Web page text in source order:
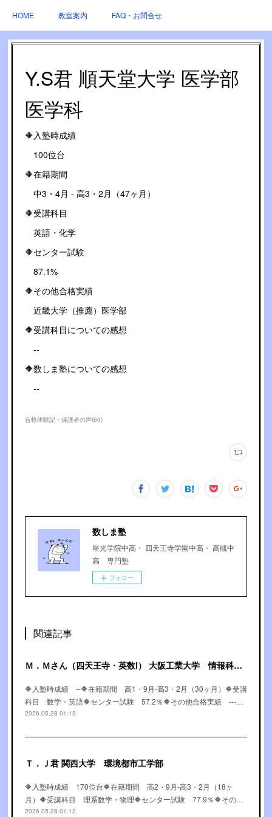
HOME 教室案内 FAQ・お問合せ
Y.S君 順天堂大学 医学部
医学科
🔶入塾時成績
100位台
🔶在籍期間
中3・4月 - 高3・2月（47ヶ月）
🔶受講科目
英語・化学
🔶センター試験
87.1%
🔶その他合格実績
近畿大学（推薦）医学部
🔶受講科目についての感想
--
🔶数しま塾についての感想
--
合格体験記・保護者の声(60)
数しま塾
星光学院中高・ 四天王寺学園中高・ 高槻中
高 専門塾
フォロー
関連記事
Ｍ．Ｍさん（四天王寺・英数Ⅰ） 大阪工業大学 情報科学部
🔶入塾時成績 --🔶在籍期間 高1・9月-高3・2月（30ヶ月）🔶受講
科目 数学・英語🔶センター試験 57.2％🔶その他合格実績 ---…
2026.05.28 01:13
Ｔ．Ｊ君 関西大学 環境都市工学部
🔶入塾時成績 170位台🔶在籍期間 高2・9月-高3・2月（18ヶ
月）🔶受講科目 理系数学・物理🔶センター試験 77.9％🔶その…
2026.05.28 01:12